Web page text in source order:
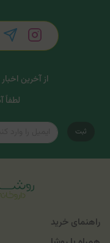
از آخرین
لطفاً
ثبت
راهنمای خرید